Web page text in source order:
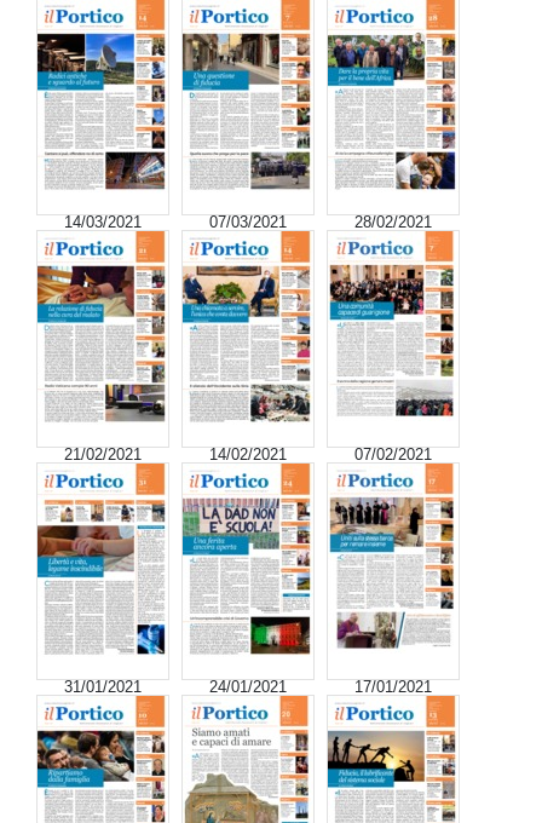
14/03/2021 07/03/2021 28/02/2021
21/02/2021 14/02/2021 07/02/2021
31/01/2021 24/01/2021 17/01/2021